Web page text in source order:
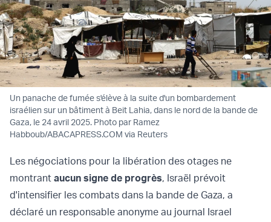
Un panache de fumée s'élève à la suite d'un bombardement
israélien sur un bâtiment à Beit Lahia, dans le nord de la bande de
Gaza, le 24 avril 2025. Photo par Ramez
Habboub/ABACAPRESS.COM via Reuters
Les négociations pour la libération des otages ne
montrant aucun signe de progrès, Israël prévoit
d'intensifier les combats dans la bande de Gaza, a
déclaré un responsable anonyme au journal Israel